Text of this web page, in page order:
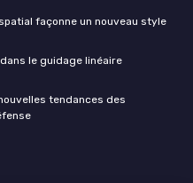
façonne un nouveau style
le guidage linéaire
tendances des